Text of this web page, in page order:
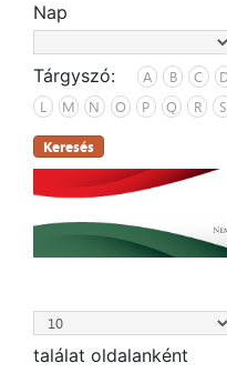
Nap
Tárgyszó: A B C
L
M N O P Q R S
Keresés
találat oldalanként